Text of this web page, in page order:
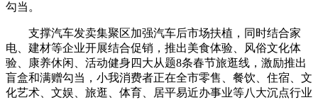
勾当。
支撑汽车发卖集聚区加强汽车后市场扶植，同时结合家
电、建材等企业开展结合促销，推出美食体验、风俗文化体
验、康养休闲、活动健身四大从题8条春节旅逛线，激励推出
盲盒和满赠勾当，小我消费者正在全市零售、餐饮、住宿、文
化艺术、文娱、旅逛、体育、居平易近办事业等八大沉点行业